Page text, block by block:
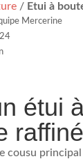
/ Etui à
Mercerine
étui
raffiné
cousu